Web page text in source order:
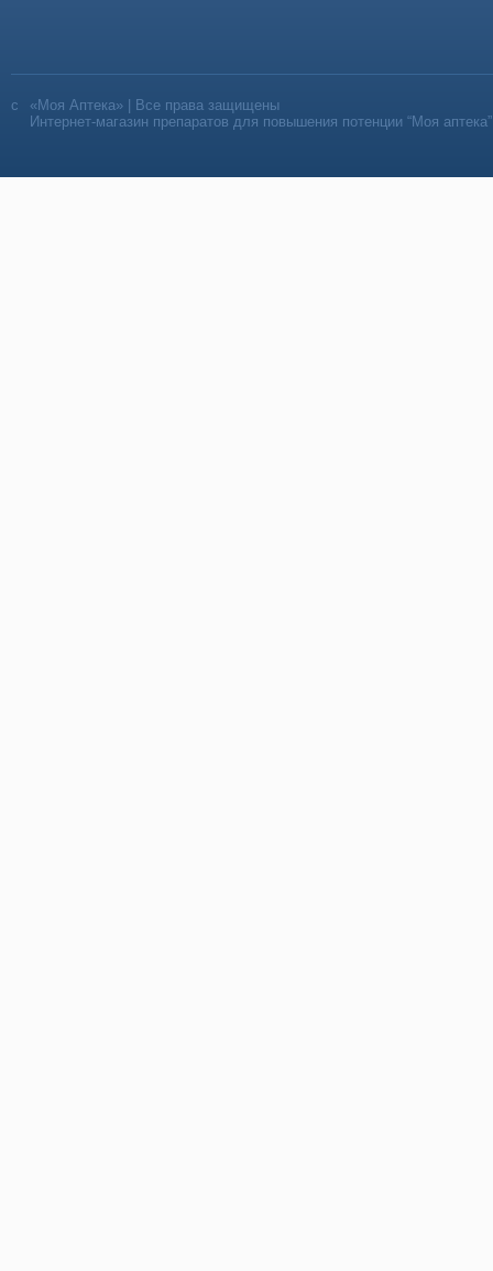
«Моя Аптека» | Все права защищены
Интернет-магазин препаратов для повышения потенции “Моя